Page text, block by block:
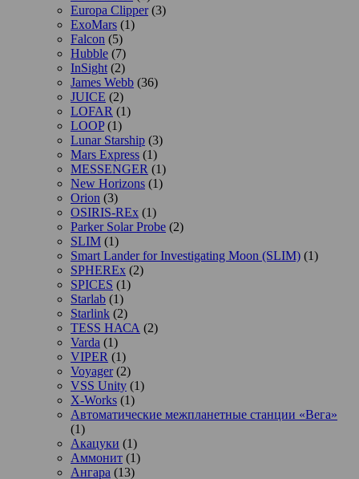
Europa Clipper(3)
ExoMars (1)
Falcon (5)
Hubble (7)
InSight (2)
James Webb (36)
JUICE (2)
LOFAR (1)
LOOP(1)
Lunar Starship (3)
Mars Express (1)
MESSENGER (1)
New Horizons (1)
Orion (3)
OSIRIS-REx (1)
Parker Solar Probe (2)
SLIM (1)
Smart Lander for Investigating Moon (SLIM) (1)
SPHEREx (2)
SPICES (1)
Starlab (1)
Starlink (2)
TESS НАСА (2)
Varda (1)
VIPER (1)
Voyager(2)
VSS Unity (1)
X-Works (1)
Автоматические межпланетные станции «Вега»
(1)
Акацуки (1)
Аммонит (1)
Ангара (13)